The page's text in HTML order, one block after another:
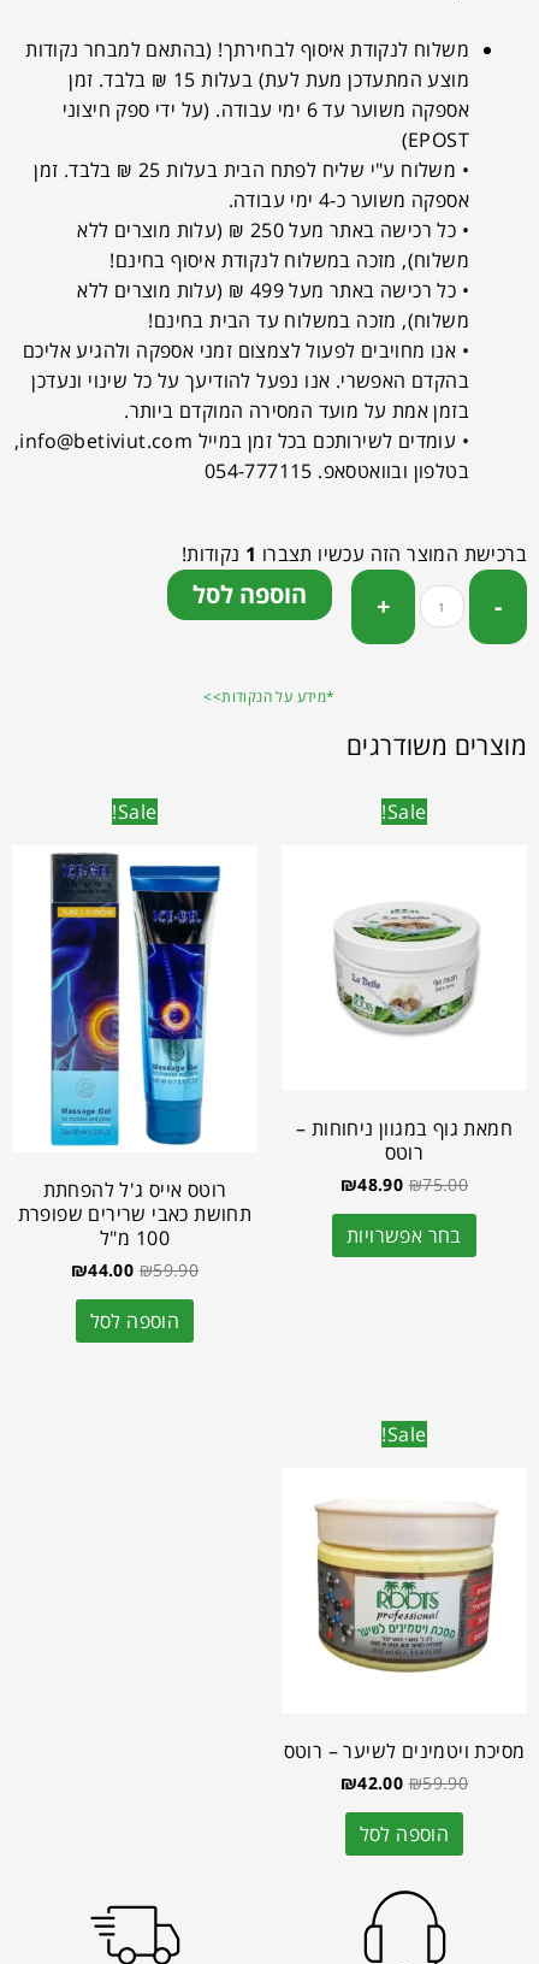
משלוח לנקודת איסוף לבחירתך! (בהתאם למבחר נקודות
מוצע המתעדכן מעת לעת) בעלות 15 ₪ בלבד. זמן
אספקה משוער עד 6 ימי עבודה. (על ידי ספק חיצוני
EPOST)
• משלוח ע"י שליח לפתח הבית בעלות 25 ₪ בלבד. זמן
אספקה משוער כ-4 ימי עבודה.
• כל רכישה באתר מעל 250 ₪ (עלות מוצרים ללא
משלוח), מזכה במשלוח לנקודת איסוף בחינם!
• כל רכישה באתר מעל 499 ₪ (עלות מוצרים ללא
משלוח), מזכה במשלוח עד הבית בחינם!
• אנו מחויבים לפעול לצמצום זמני אספקה ולהגיע אליכם
בהקדם האפשרי. אנו נפעל להודיעך על כל שינוי ונעדכן
בזמן אמת על מועד המסירה המוקדם ביותר.
• עומדים לשירותכם בכל זמן במייל info@betiviut.com
,
בטלפון ובוואטסאפ. 054-777115
ברכישת המוצר הזה עכשיו תצברו 1 נקודות!
הוספה לסל
*מידע על הנקודות>>
מוצרים משודרגים
Sale!
חמאת גוף במגוון ניחוחות –
רוטס
₪75.00
₪48.90
בחר אפשרויות
Sale!
רוטס אייס ג'ל להפחתת
תחושת כאבי שרירים שפופרת
100 מ"ל
₪59.90
₪44.00
הוספה לסל
Sale!
מסיכת ויטמינים לשיער – רוטס
₪59.90
₪42.00
הוספה לסל